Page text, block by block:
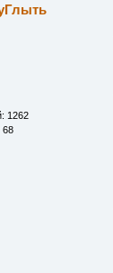
1262
68